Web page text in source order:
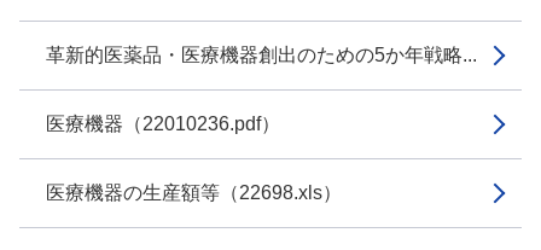
革新的医薬品・医療機器創出のための5か年戦略...
医療機器（22010236.pdf）
医療機器の生産額等（22698.xls）